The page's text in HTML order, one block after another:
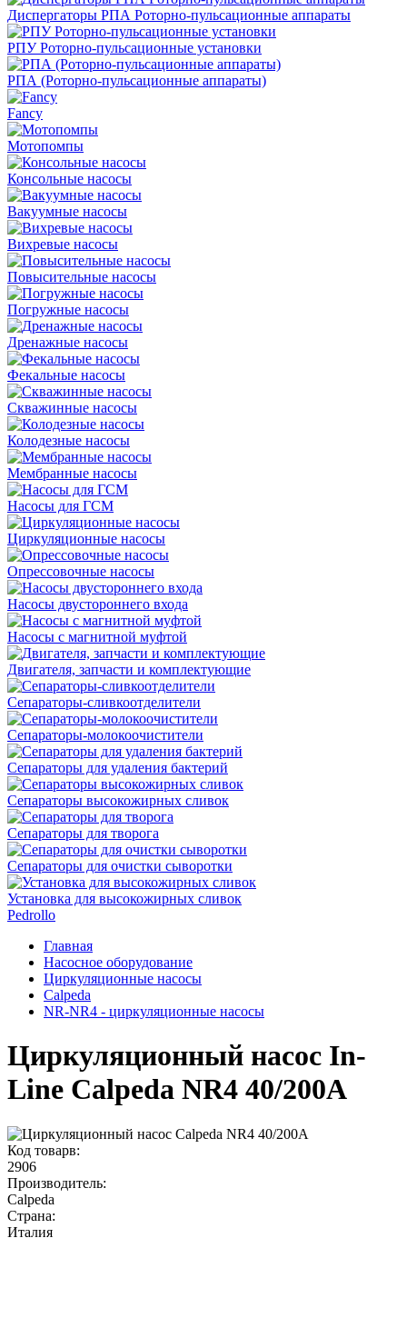
Диспергаторы РПА Роторно-пульсационные аппараты
РПУ Роторно-пульсационные установки
РПА (Роторно-пульсационные аппараты)
Fancy
Мотопомпы
Консольные насосы
Вакуумные насосы
Вихревые насосы
Повысительные насосы
Погружные насосы
Дренажные насосы
Фекальные насосы
Скважинные насосы
Колодезные насосы
Мембранные насосы
Насосы для ГСМ
Циркуляционные насосы
Опрессовочные насосы
Насосы двустороннего входа
Насосы с магнитной муфтой
Двигателя, запчасти и комплектующие
Сепараторы-сливкоотделители
Сепараторы-молокоочистители
Сепараторы для удаления бактерий
Сепараторы высокожирных сливок
Сепараторы для творога
Сепараторы для очистки сыворотки
Установка для высокожирных сливок
Pedrollo
Главная
Насосное оборудование
Циркуляционные насосы
Calpeda
NR-NR4 - циркуляционные насосы
Циркуляционный насос In-
Line Calpeda NR4 40/200A
Код товарв:
2906
Производитель:
Calpeda
Страна:
Италия